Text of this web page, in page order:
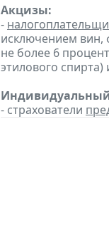
Акцизы:
-
исключением вин,
не более 6
этилового
Индивидуальный
- страхователи